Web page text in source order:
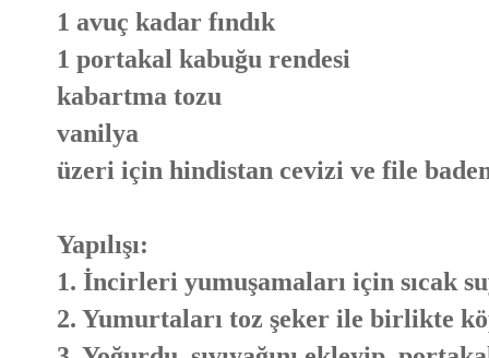
1 avuç kadar fındık
1 portakal kabuğu rendesi
kabartma tozu
vanilya
üzeri için hindistan cevizi ve file
Yapılışı:
1. İncirleri yumuşamaları için sıcak
2. Yumurtaları toz şeker ile birlikte